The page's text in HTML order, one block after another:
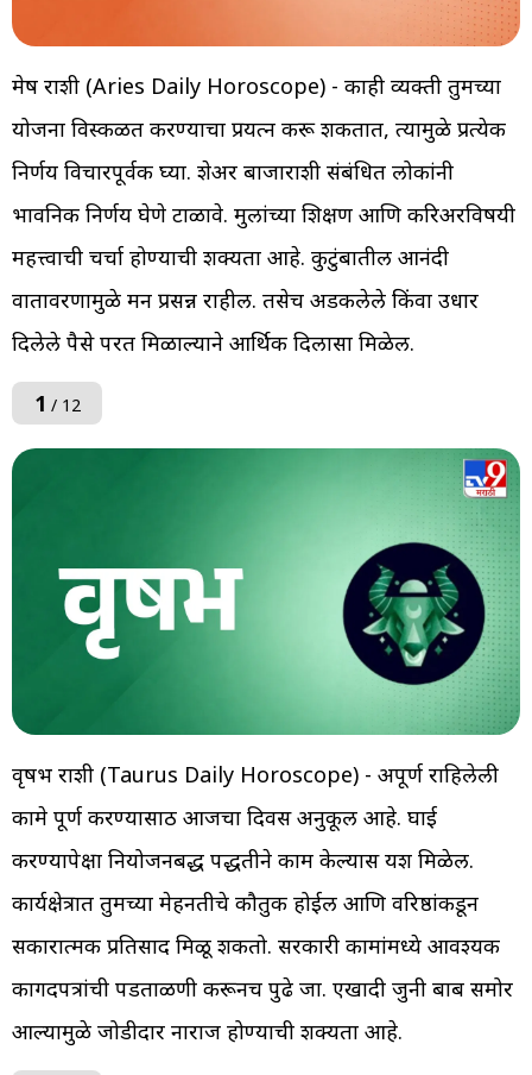
मेष राशी (Aries Daily Horoscope) - काही व्यक्ती तुमच्या
योजना विस्कळीत करण्याचा प्रयत्न करू शकतात, त्यामुळे प्रत्येक
निर्णय विचारपूर्वक घ्या. शेअर बाजाराशी संबंधित लोकांनी
भावनिक निर्णय घेणे टाळावे. मुलांच्या शिक्षण आणि करिअरविषयी
महत्त्वाची चर्चा होण्याची शक्यता आहे. कुटुंबातील आनंदी
वातावरणामुळे मन प्रसन्न राहील. तसेच अडकलेले किंवा उधार
दिलेले पैसे परत मिळाल्याने आर्थिक दिलासा मिळेल.
1 / 12
वृषभ राशी (Taurus Daily Horoscope) - अपूर्ण राहिलेली
कामे पूर्ण करण्यासाठी आजचा दिवस अनुकूल आहे. घाई
करण्यापेक्षा नियोजनबद्ध पद्धतीने काम केल्यास यश मिळेल.
कार्यक्षेत्रात तुमच्या मेहनतीचे कौतुक होईल आणि वरिष्ठांकडून
सकारात्मक प्रतिसाद मिळू शकतो. सरकारी कामांमध्ये आवश्यक
कागदपत्रांची पडताळणी करूनच पुढे जा. एखादी जुनी बाब समोर
आल्यामुळे जोडीदार नाराज होण्याची शक्यता आहे.